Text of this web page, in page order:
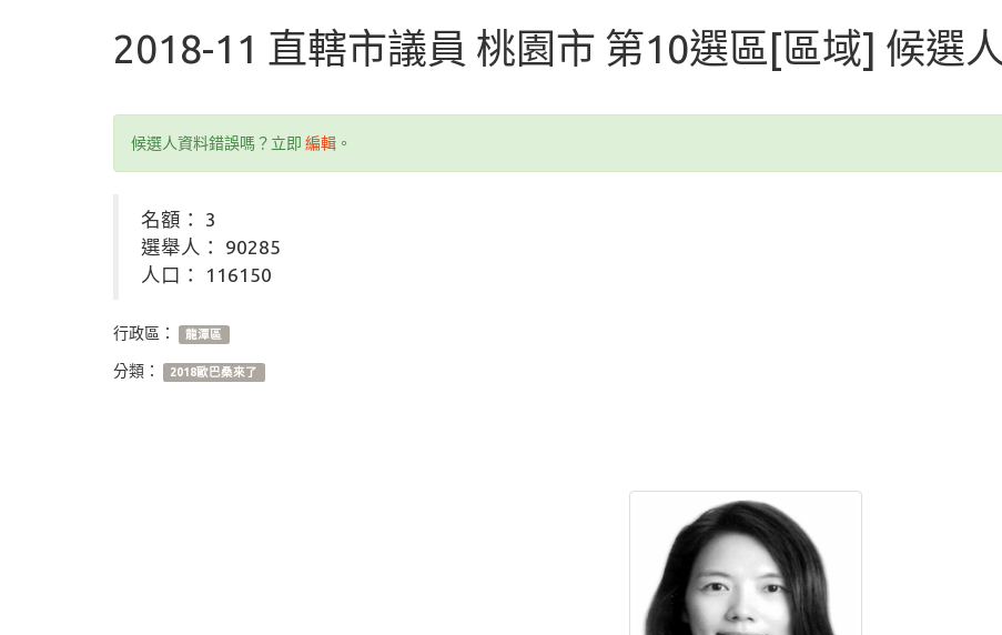
2018-11 直轄市議員 桃園市 第10選區[區域] 候選人
候選人資料錯誤嗎？立即 編輯 。
名額： 3
選舉人： 90285
人口： 116150
行政區： 龍潭區
分類： 2018歐巴桑來了